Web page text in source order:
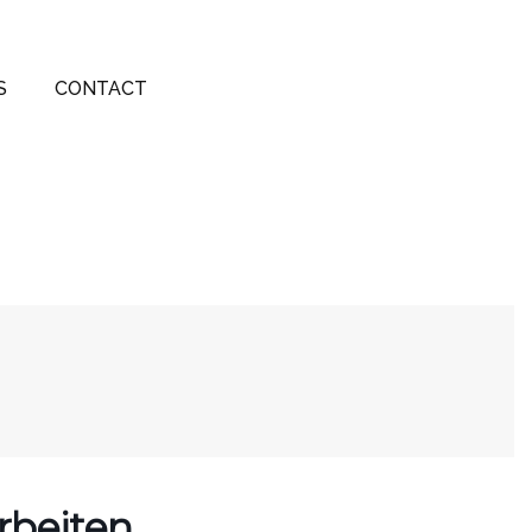
CONTACT